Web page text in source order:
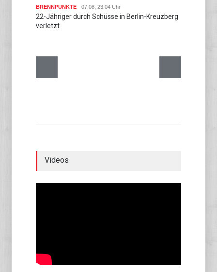
BRENNPUNKTE 07.08, 23:04 Uhr
22-Jähriger durch Schüsse in Berlin-Kreuzberg
verletzt
Videos